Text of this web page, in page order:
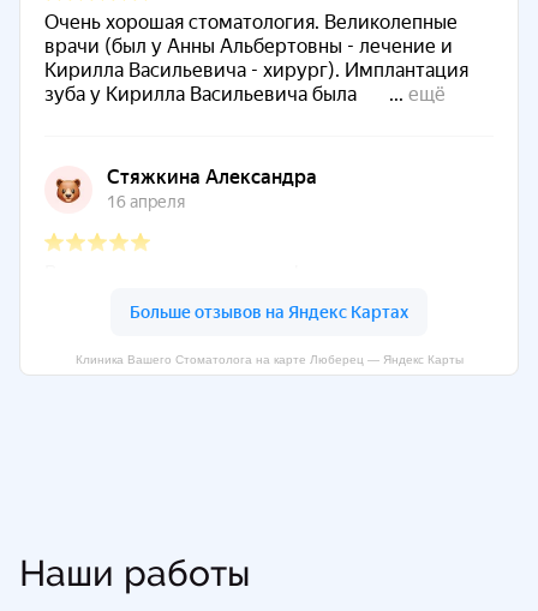
Клиника Вашего Стоматолога на карте Люберец — Яндекс Карты
Наши работы